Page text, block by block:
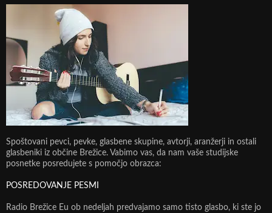
Spoštovani pevci, pevke, glasbene skupine, avtorji, aranžerji in ostali
glasbeniki iz občine Brežice. Vabimo vas, da nam vaše studijske
posnetke posredujete s pomočjo obrazca:
POSREDOVANJE PESMI
Radio Brežice Eu ob nedeljah predvajamo samo tisto glasbo, ki ste jo